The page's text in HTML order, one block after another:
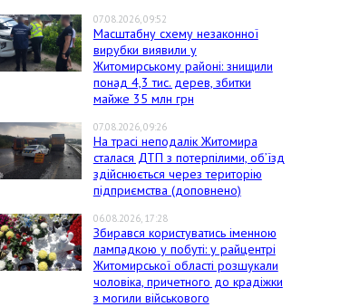
07.08.2026, 09:52
Масштабну схему незаконної
вирубки виявили у
Житомирському районі: знищили
понад 4,3 тис. дерев, збитки
майже 35 млн грн
07.08.2026, 09:26
На трасі неподалік Житомира
сталася ДТП з потерпілими, об’їзд
здійснюється через територію
підприємства (доповнено)
06.08.2026, 17:28
Збирався користуватись іменною
лампадкою у побуті: у райцентрі
Житомирської області розшукали
чоловіка, причетного до крадіжки
з могили військового